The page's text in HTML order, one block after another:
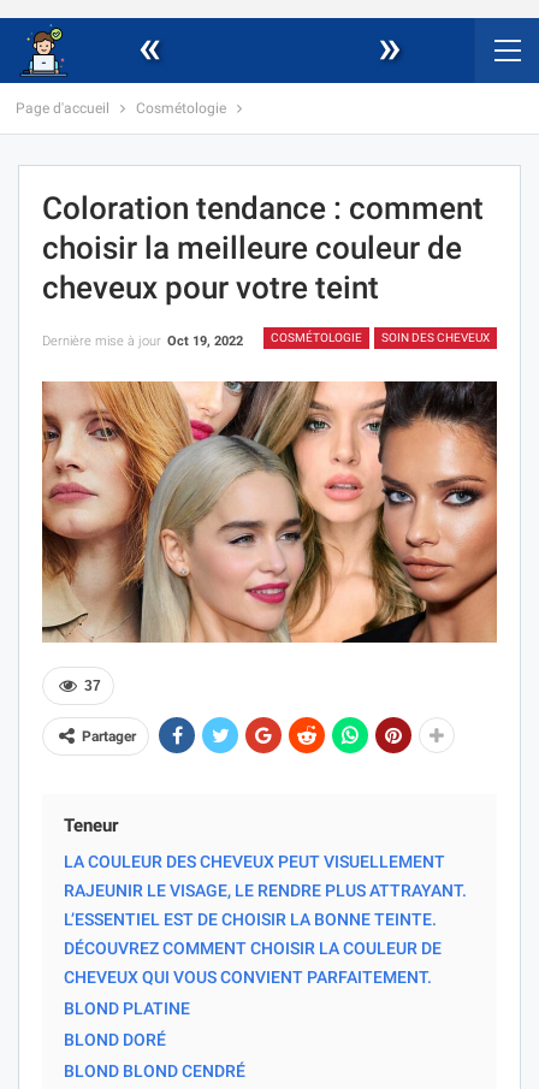
« »
Page d'accueil Cosmétologie
Coloration tendance : comment
choisir la meilleure couleur de
cheveux pour votre teint
COSMÉTOLOGIE SOIN DES CHEVEUX
Dernière mise à jour Oct 19, 2022
37
Partager
Teneur
LA COULEUR DES CHEVEUX PEUT VISUELLEMENT
RAJEUNIR LE VISAGE, LE RENDRE PLUS ATTRAYANT.
L’ESSENTIEL EST DE CHOISIR LA BONNE TEINTE.
DÉCOUVREZ COMMENT CHOISIR LA COULEUR DE
CHEVEUX QUI VOUS CONVIENT PARFAITEMENT.
BLOND PLATINE
BLOND DORÉ
BLOND BLOND CENDRÉ